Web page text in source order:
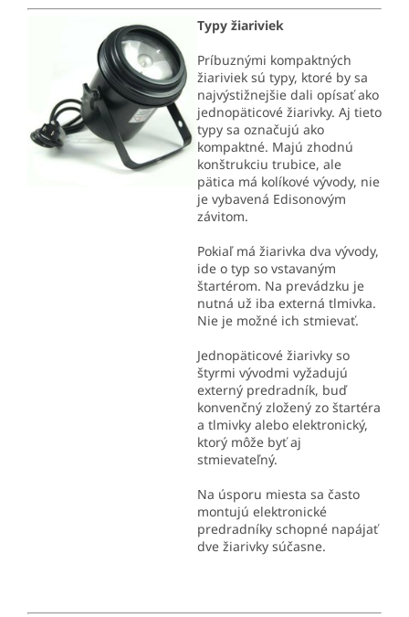
Typy žiariviek
Príbuznými kompaktných
žiariviek sú typy, ktoré by sa
najvýstižnejšie dali opísať ako
jednopäticové žiarivky. Aj tieto
typy sa označujú ako
kompaktné. Majú zhodnú
konštrukciu trubice, ale
pätica má kolíkové vývody, nie
je vybavená Edisonovým
závitom.
Pokiaľ má žiarivka dva vývody,
ide o typ so vstavaným
štartérom. Na prevádzku je
nutná už iba externá tlmivka.
Nie je možné ich stmievať.
Jednopäticové žiarivky so
štyrmi vývodmi vyžadujú
externý predradník, buď
konvenčný zložený zo štartéra
a tlmivky alebo elektronický,
ktorý môže byť aj
stmievateľný.
Na úsporu miesta sa často
montujú elektronické
predradníky schopné napájať
dve žiarivky súčasne.